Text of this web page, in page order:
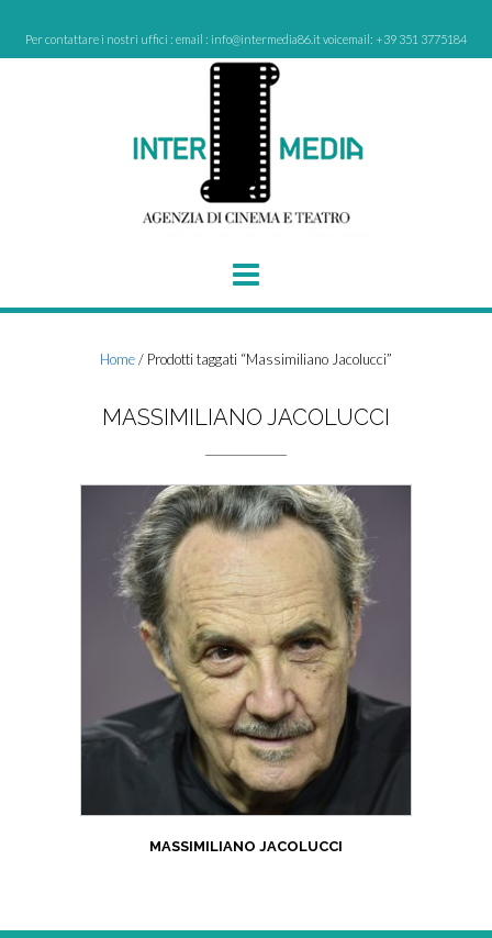
content
Per contattare i nostri uffici : email : info@intermedia86.it voicemail: +39 351 3775184
Home/ Prodotti taggati “Massimiliano Jacolucci”
MASSIMILIANO JACOLUCCI
MASSIMILIANO JACOLUCCI